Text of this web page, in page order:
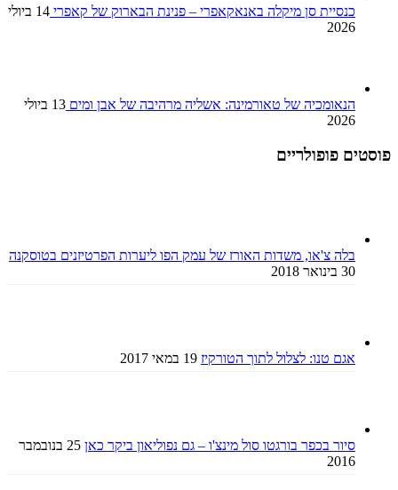
כנסיית סן מיקלה באנאקאפרי – פנינת הבארוק של קאפרי
14 ביולי
2026
הנאומכיה של טאורמינה: אשליה מרהיבה של אבן ומים
13 ביולי
2026
פוסטים פופולריים
בלה צ'או, משדות האורז של עמק הפו ליערות הפרטיזנים בטוסקנה
30 בינואר 2018
אגם טנו: לצלול לתוך הטורקיז 19 במאי 2017
סיור בכפר בורגטו סול מינצ'ו – גם נפוליאון ביקר כאן
25 בנובמבר
2016